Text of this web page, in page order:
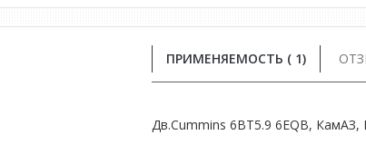
ПРИМЕНЯЕМОСТЬ ( 1)
Дв.Сummins 6BT5.9 6EQB,